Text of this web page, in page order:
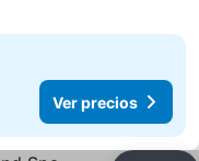
Ver precios